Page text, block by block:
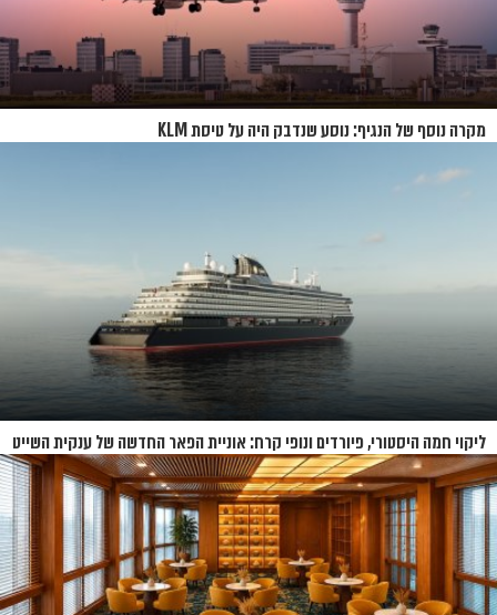
מקרה נוסף של הנגיף: נוסע שנדבק היה על טיסת KLM
ליקוי חמה היסטורי, פיורדים ונופי קרח: אוניית הפאר החדשה של ענקית השייט
תושק בקיץ 2026